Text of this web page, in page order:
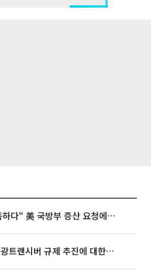
[특징주] “탄약 부족하다“ 美 국방부 증산 요청에⋯국내 방산주 급등세
[특징주] 美 중국산 광트랜시버 규제 추진에 대한광통신 등 광통신株 강세